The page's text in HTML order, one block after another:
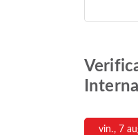
vin., 7